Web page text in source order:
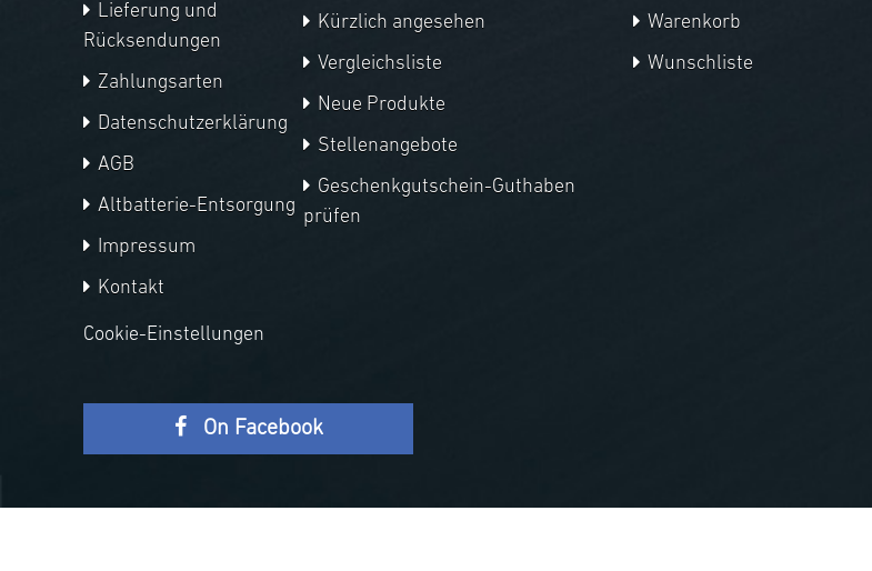
Lieferung und
Rücksendungen
Zahlungsarten
Datenschutzerklärung
AGB
Altbatterie-Entsorgung
Impressum
Kontakt
Kürzlich angesehen
Vergleichsliste
Neue Produkte
Stellenangebote
Geschenkgutschein-Guthaben
prüfen
Warenkorb
Wunschliste
Cookie-Einstellungen
On Facebook